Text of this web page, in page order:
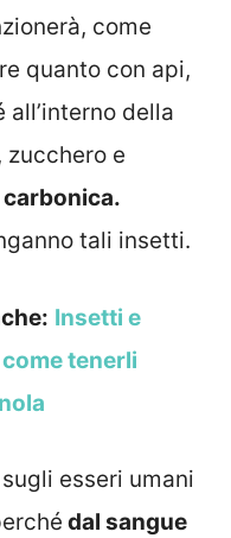
come
quanto con api,
della
zucchero e
tali insetti.
Insetti e
tenerli
esseri umani
dal sangue